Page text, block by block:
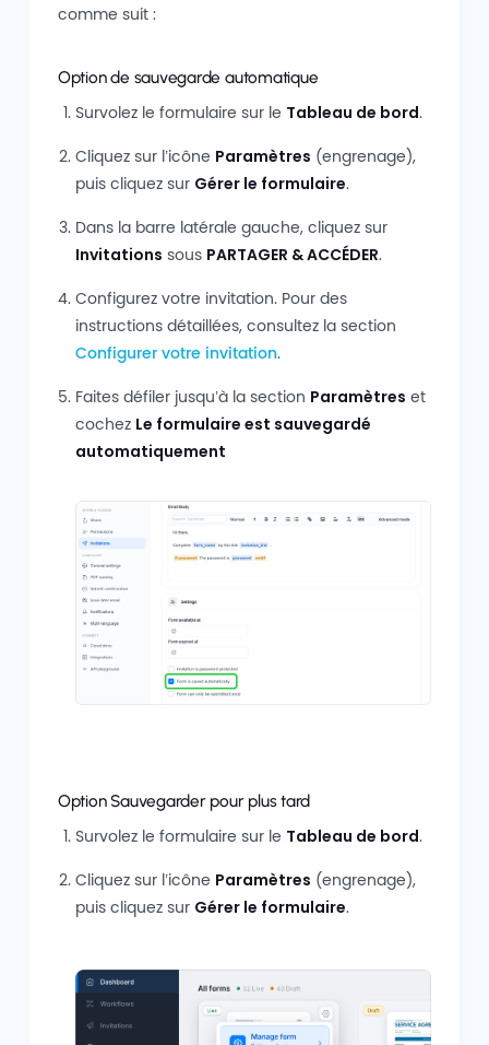
comme suit :
Option de sauvegarde automatique
Survolez le formulaire sur le Tableau de bord.
Cliquez sur l’icône Paramètres (engrenage),
puis cliquez sur Gérer le formulaire.
Dans la barre latérale gauche, cliquez sur
Invitations sous PARTAGER & ACCÉDER.
Configurez votre invitation. Pour des
instructions détaillées, consultez la section
Configurer votre invitation.
Faites défiler jusqu’à la section Paramètres et
cochez Le formulaire est sauvegardé
automatiquement
Option Sauvegarder pour plus tard
Survolez le formulaire sur le Tableau de bord.
Cliquez sur l’icône Paramètres (engrenage),
puis cliquez sur Gérer le formulaire.